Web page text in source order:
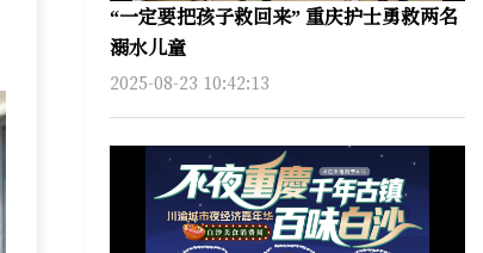
“一定要把孩子救回来” 重庆护士勇救两名
溺水儿童
2025-08-23 10:42:13